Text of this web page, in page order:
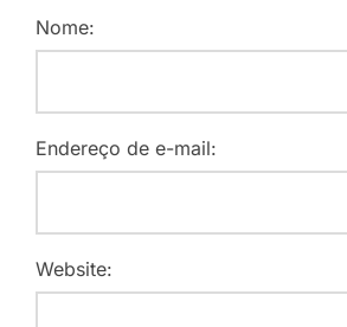
Nome:
Endereço de e-mail:
Website: